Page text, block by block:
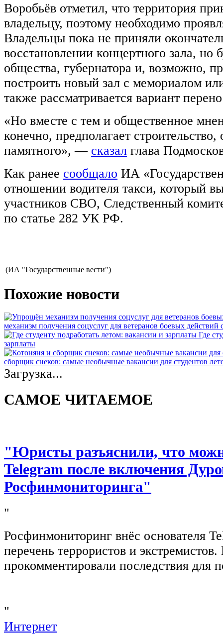
Воробьёв отметил, что территория
владельцу, поэтому необходимо
Владельцы пока не приняли
восстановлении концертного зала, но
общества, губернатора и, возможно,
построить новый зал с мемориалом
также рассматривается вариант
«Но вместе с тем и общественное
конечно, предполагает
памятного», — сказал глава
Как ранее сообщало ИА
отношении водителя такси, который
участников СВО, Следственный
по статье 282 УК РФ.
(ИА "Государственные вести")
Похожие новости
механизм получения соцуслуг для ветеранов боевых действий
Где
зарплаты
сборщик снеков: самые необычные вакансии для студентов
Загрузка...
САМОЕ ЧИТАЕМОЕ
"Юристы разъяснили, что
Telegram после включения
Росфинмониторинга"
"
Росфинмониторинг внёс основателя
перечень террористов и
прокомментировали последствия для
"
Интернет